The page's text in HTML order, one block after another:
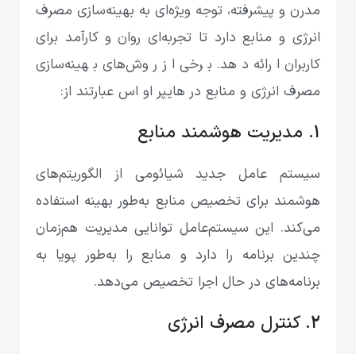
مدرن و پیشرفته، توجه ویژه‌ای به بهینه‌سازی مصرف
انرژی و منابع دارد تا تجربه‌ای روان و کارآمد برای
کاربران ارائه دهد. برخی از روش‌های بهینه‌سازی
مصرف انرژی و منابع در هایپر او اس عبارتند از:
1. مدیریت هوشمند منابع
سیستم عامل جدید شیائومی از الگوریتم‌های
هوشمند برای تخصیص منابع به‌طور بهینه استفاده
می‌کند. این سیستم‌عامل توانایی مدیریت هم‌زمان
چندین برنامه را دارد و منابع را به‌طور پویا به
برنامه‌های در حال اجرا تخصیص می‌دهد.
2. کنترل مصرف انرژی